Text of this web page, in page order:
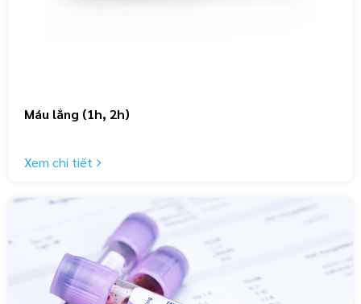
Máu lắng (1h, 2h)
Xem chi tiết